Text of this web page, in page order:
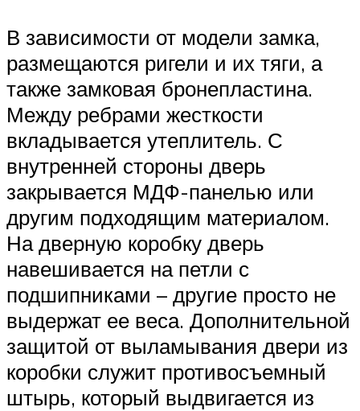
В зависимости от модели замка,
размещаются ригели и их тяги, а
также замковая бронепластина.
Между ребрами жесткости
вкладывается утеплитель. С
внутренней стороны дверь
закрывается МДФ-панелью или
другим подходящим материалом.
На дверную коробку дверь
навешивается на петли с
подшипниками – другие просто не
выдержат ее веса. Дополнительной
защитой от выламывания двери из
коробки служит противосъемный
штырь, который выдвигается из